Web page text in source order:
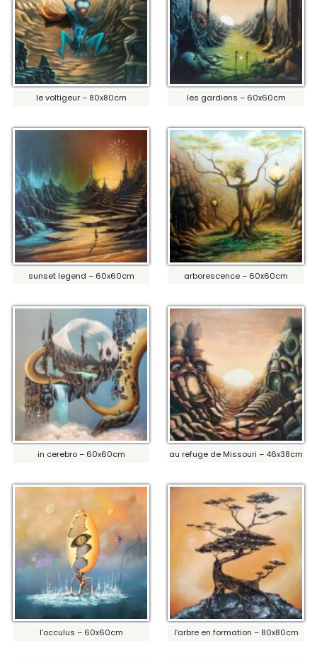
le voltigeur – 80x80cm les gardiens – 60x60cm
sunset legend – 60x60cm arborescence – 60x60cm
in cerebro – 60x60cm au refuge de Missouri – 46x38cm
l’occulus – 60x60cm l’arbre en formation – 80x80cm